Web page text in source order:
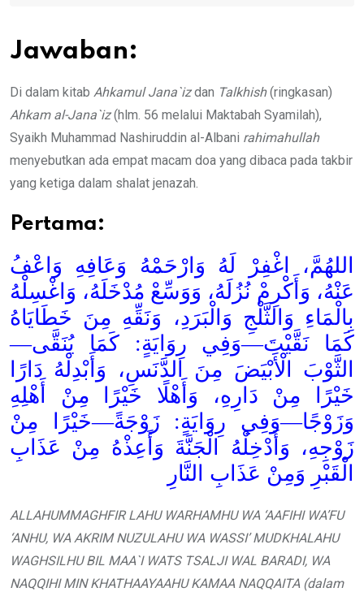
Jawaban:
Di dalam kitab Ahkamul Jana`izdan Talkhish(ringkasan)
Ahkam al-Jana`iz(hlm. 56 melalui Maktabah Syamilah),
Syaikh Muhammad Nashiruddin al-Albani rahimahullah
menyebutkan ada empat macam doa yang dibaca pada takbir
yang ketiga dalam shalat jenazah.
Pertama:
اللهُمَّ، اغْفِرْ لَهُ وَارْحَمْهُ وَعَافِهِ وَاعْفُ
عَنْهُ، وَأَكْرِمْ نُزُلَهُ، وَوَسِّعْ مُدْخَلَهُ، وَاغْسِلْهُ
بِالْمَاءِ وَالثَّلْجِ وَالْبَرَدِ، وَنَقِّهِ مِنَ خَطَايَاهُ
كَمَا نَقَّيْتَ—وَفِي رِوَايَةٍ: كَمَا يُنَقَّى—
الثَّوْبَ الْأَبْيَضَ مِنَ الدَّنَسِ، وَأَبْدِلْهُ دَارًا
خَيْرًا مِنْ دَارِهِ، وَأَهْلًا خَيْرًا مِنْ أَهْلِهِ
وَزَوْجًا—وَفِي رِوَايَةٍ: زَوْجَةً—خَيْرًا مِنْ
زَوْجِهِ، وَأَدْخِلْهُ الْجَنَّةَ وَأَعِذْهُ مِنْ عَذَابِ
الْقَبْرِ وَمِنْ عَذَابِ النَّارِ
ALLAHUMMAGHFIR LAHU WARHAMHU WA ‘AAFIHI WA’FU
‘ANHU, WA AKRIM NUZULAHU WA WASSI’ MUDKHALAHU
WAGHSILHU BIL MAA`I WATS TSALJI WAL BARADI, WA
NAQQIHI MIN KHATHAAYAAHU KAMAA NAQQAITA (dalam